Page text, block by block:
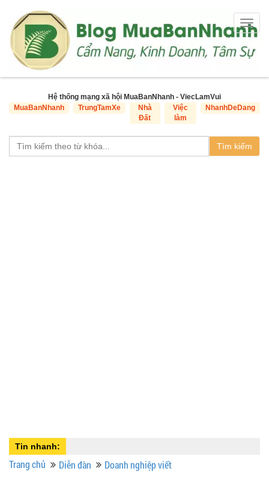
Hệ thống mạng xã hội MuaBanNhanh - ViecLamVui
MuaBanNhanh
TrungTamXe
Nhà
Đất
Việc
làm
NhanhDeDang
Tìm kiếm
Tin nhanh:
Trang chủ Diễn đàn Doanh nghiệp viết